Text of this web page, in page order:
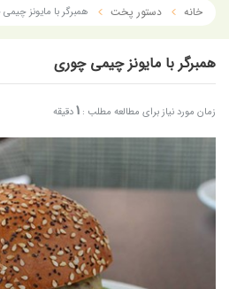
خانه دستور پخت همبرگر با مایونز
همبرگر با مایونز چیمی چوری
زمان مورد نیاز برای مطالعه مطلب : 1دقیقه